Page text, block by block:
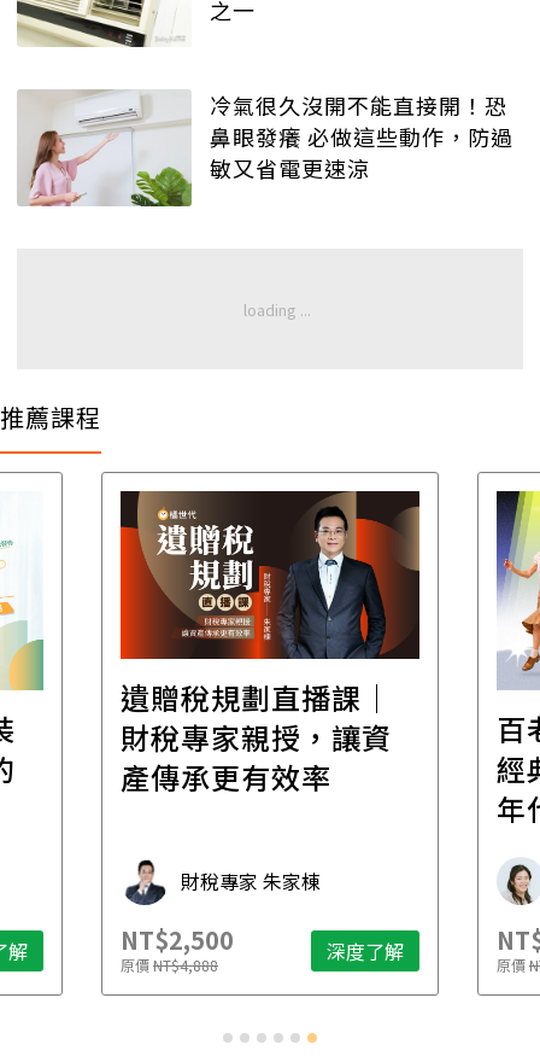
之一
冷氣很久沒開不能直接開！恐
鼻眼發癢 必做這些動作，防過
敏又省電更速涼
推薦課程
解
百老匯踢踏舞｜穿越
經典，踏出爵士黃金
學魚老師 Michelle
NT$6,800
原價NT$8,200 深度了解
高
場
家
原價